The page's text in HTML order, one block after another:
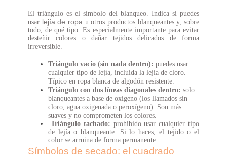
El triángulo es el símbolo del blanqueo. Indica si puedes
usar lejía de ropa u otros productos blanqueantes y, sobre
todo, de qué tipo. Es especialmente importante para evitar
desteñir colores o dañar tejidos delicados de forma
irreversible.
Triángulo vacío (sin nada dentro): puedes usar
cualquier tipo de lejía, incluida la lejía de cloro.
Típico en ropa blanca de algodón resistente.
Triángulo con dos líneas diagonales dentro: solo
blanqueantes a base de oxígeno (los llamados sin
cloro, agua oxigenada o peroxígeno). Son más
suaves y no comprometen los colores.
Triángulo tachado: prohibido usar cualquier tipo
de lejía o blanqueante. Si lo haces, el tejido o el
color se arruina de forma permanente.
Símbolos de secado: el cuadrado